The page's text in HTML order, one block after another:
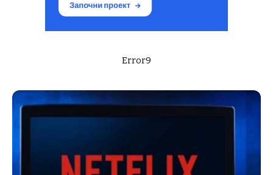
Error9